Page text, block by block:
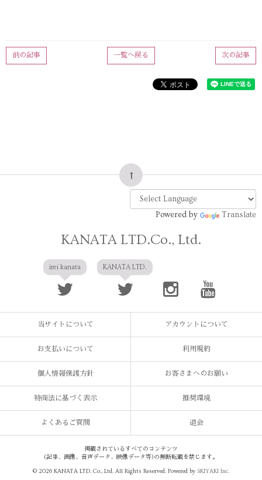
次の記事
一覧へ戻る
前の記事
Powered by Translate
KANATA LTD.Co., Ltd.
irei kanata KANATA LTD.
当サイトについて アカウントについて
お支払いについて 利用規約
個人情報保護方針 お客さまへのお願い
特商法に基づく表示 推奨環境
よくあるご質問 退会
掲載されているすべてのコンテンツ
(記事、画像、音声データ、映像データ等)の無断転載を禁じます。
© 2026 KANATA LTD. Co., Ltd. All Rights Reserved. Powered by SKIYAKI Inc.